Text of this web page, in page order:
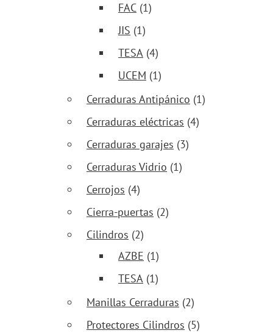
FAC (1)
JIS (1)
TESA (4)
UCEM (1)
Cerraduras Antipánico (1)
Cerraduras eléctricas (4)
Cerraduras garajes (3)
Cerraduras Vidrio (1)
Cerrojos (4)
Cierra-puertas (2)
Cilindros (2)
AZBE (1)
TESA (1)
Manillas Cerraduras (2)
Protectores Cilindros (5)